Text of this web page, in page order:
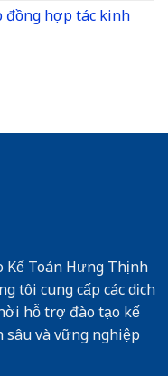
đồng hợp tác kinh
Kế Toán Hưng Thịnh
tôi cung cấp các dịch
hỗ trợ đào tạo kế
và vững nghiệp